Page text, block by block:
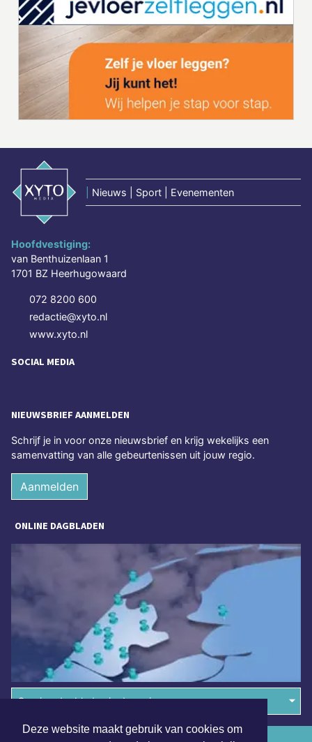
Deze website maakt gebruik van cookies om
Nieuws | Sport | Evenementen
Hoofdvestiging:
van Benthuizenlaan 1
1701 BZ Heerhugowaard
072 8200 600
redactie@xyto.nl
www.xyto.nl
SOCIAL MEDIA
NIEUWSBRIEF AANMELDEN
Schrijf je in voor onze nieuwsbrief en krijg wekelijks een
samenvatting van alle gebeurtenissen uit jouw regio.
Aanmelden
ONLINE DAGBLADEN
Overige dagbladen in de regio